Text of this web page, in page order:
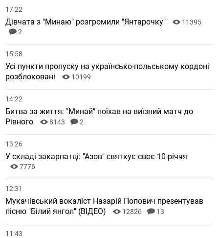
17:22
Дівчата з "Минаю" розгромили "Янтарочку"
11395
2
15:58
Усі пункти пропуску на українсько-польському кордоні
розблоковані
10199
14:22
Битва за життя: "Минай" поїхав на виїзний матч до
Рівного
8143 2
13:26
У складі закарпатці: "Азов" святкує своє 10-річчя
7776
12:31
Мукачівський вокаліст Назарій Попович презентував
пісню "Білий янгол" (ВІДЕО)
12826 13
11:43